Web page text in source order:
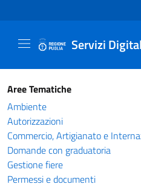
Servizi
Catalogo servizi -
Aree Tematiche
Ambiente
Autorizzazioni
Commercio, Artigianato e
Domande con graduatoria
Gestione fiere
Permessi e documenti